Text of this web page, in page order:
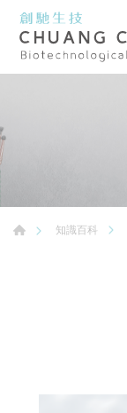
知識百科